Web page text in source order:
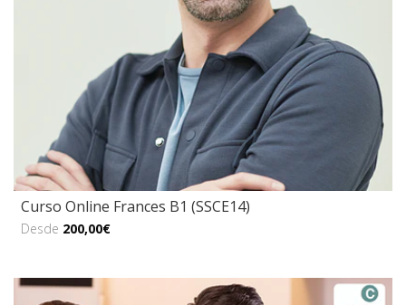
Curso Online Frances B1 (SSCE14)
Desde 200,00€